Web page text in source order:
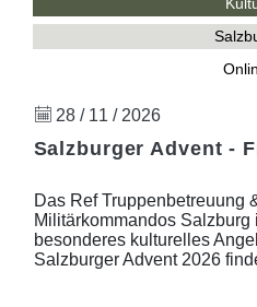
28 / 11 / 2026
Salzburger Advent -
Das Ref Truppenbetreuung
Militärkommandos Salzburg
besonderes kulturelles
Salzburger Advent 2026